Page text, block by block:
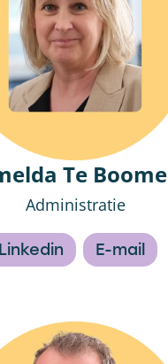
Te Boome
Administratie
Linkedin E-mail